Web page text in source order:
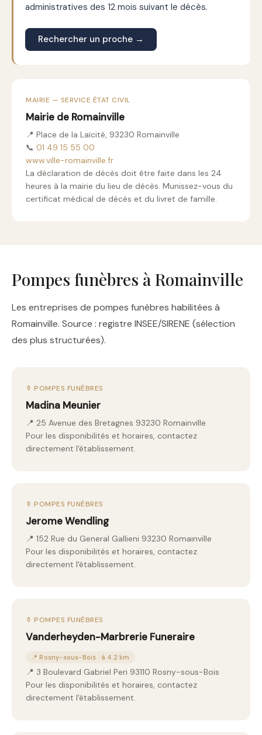
administratives des 12 mois suivant le décès.
Rechercher un proche →
MAIRIE — SERVICE ÉTAT CIVIL
Mairie de Romainville
📍 Place de la Laïcité, 93230 Romainville
📞 01 49 15 55 00
www.ville-romainville.fr
La déclaration de décès doit être faite dans les 24
heures à la mairie du lieu de décès. Munissez-vous du
certificat médical de décès et du livret de famille.
Pompes funèbres à Romainville
Les entreprises de pompes funèbres habilitées à
Romainville. Source : registre INSEE/SIRENE (sélection
des plus structurées).
⚱️ POMPES FUNÈBRES
Madina Meunier
📍 25 Avenue des Bretagnes 93230 Romainville
Pour les disponibilités et horaires, contactez
directement l'établissement.
⚱️ POMPES FUNÈBRES
Jerome Wendling
📍 152 Rue du General Gallieni 93230 Romainville
Pour les disponibilités et horaires, contactez
directement l'établissement.
⚱️ POMPES FUNÈBRES
Vanderheyden-Marbrerie Funeraire
📍 Rosny-sous-Bois · à 4.2 km
📍 3 Boulevard Gabriel Peri 93110 Rosny-sous-Bois
Pour les disponibilités et horaires, contactez
directement l'établissement.